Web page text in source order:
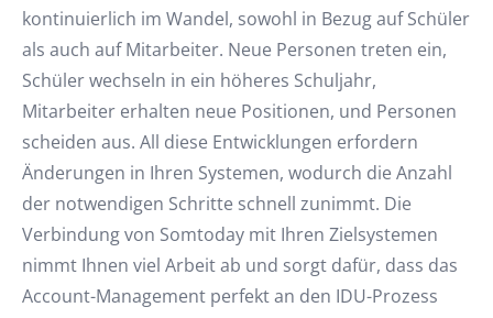
kontinuierlich im Wandel, sowohl in Bezug auf Schüler
als auch auf Mitarbeiter. Neue Personen treten ein,
Schüler wechseln in ein höheres Schuljahr,
Mitarbeiter erhalten neue Positionen, und Personen
scheiden aus. All diese Entwicklungen erfordern
Änderungen in Ihren Systemen, wodurch die Anzahl
der notwendigen Schritte schnell zunimmt. Die
Verbindung von Somtoday mit Ihren Zielsystemen
nimmt Ihnen viel Arbeit ab und sorgt dafür, dass das
Account-Management perfekt an den IDU-Prozess